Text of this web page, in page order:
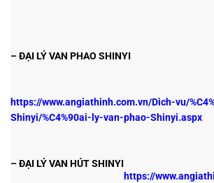
– ĐẠI LÝ VAN PHAO SHINYI
https://www.angiathinh.com.vn/Dich-vu/
Shinyi/%C4%90ai-ly-van-phao-Shinyi.aspx
– ĐẠI LÝ VAN HÚT SHINYI
https://